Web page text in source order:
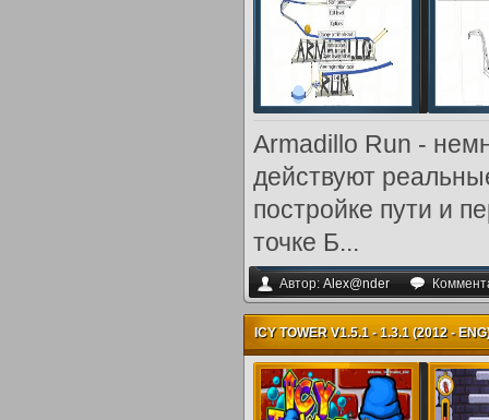
Armadillo Run -
действуют
постройке пути и
точке Б...
Автор: Alex@nder
ICY TOWER V1.5.1 - 1.3.1 (2012 -